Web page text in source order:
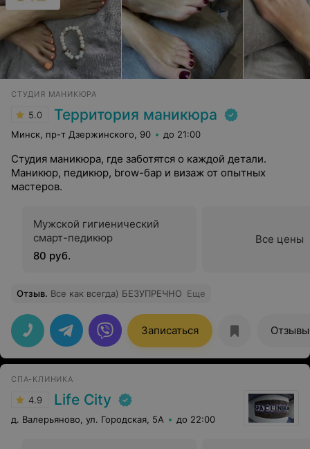
СТУДИЯ МАНИКЮРА
5.0 Территория маникюра
Минск, пр-т Дзержинского, 90 до 21:00
Студия маникюра, где заботятся о каждой детали.
Маникюр, педикюр, brow-бар и визаж от опытных
мастеров.
Мужской гигиенический
смарт-педикюр
80 руб.
Все цены
Отзыв. Все как всегда) БЕЗУПРЕЧНО Еще
Записаться Отзывы
СПА-КЛИНИКА
4.9 Life City
д. Валерьяново, ул. Городская, 5А до 22:00